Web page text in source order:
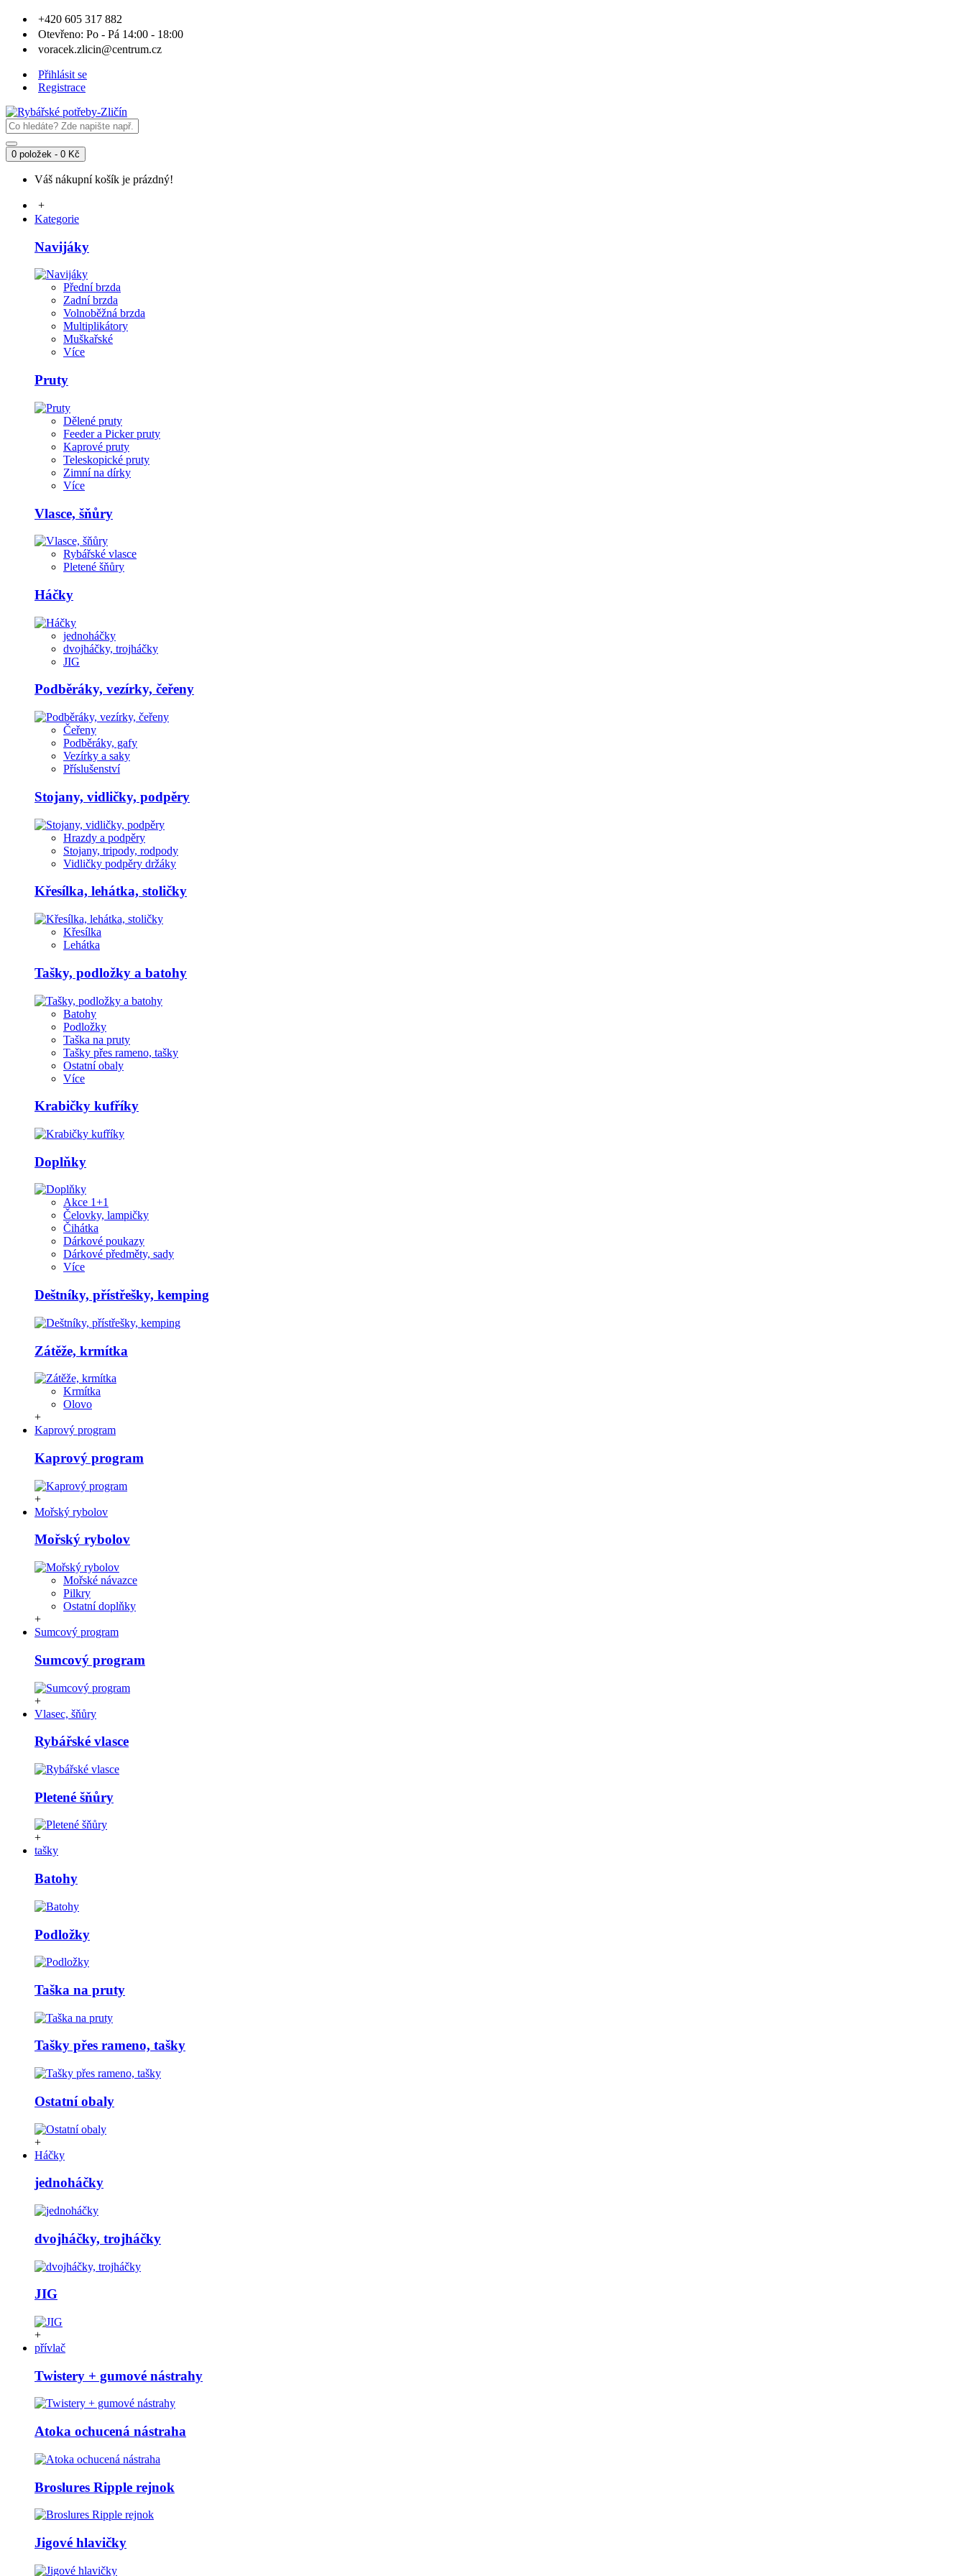
+420 605 317 882
Otevřeno: Po - Pá 14:00 - 18:00
voracek.zlicin@centrum.cz
Přihlásit se
Registrace
0 položek - 0 Kč
Váš nákupní košík je prázdný!
+
Kategorie
Navijáky
Přední brzda
Zadní brzda
Volnoběžná brzda
Multiplikátory
Muškařské
Více
Pruty
Dělené pruty
Feeder a Picker pruty
Kaprové pruty
Teleskopické pruty
Zimní na dírky
Více
Vlasce, šňůry
Rybářské vlasce
Pletené šňůry
Háčky
jednoháčky
dvojháčky, trojháčky
JIG
Podběráky, vezírky, čeřeny
Čeřeny
Podběráky, gafy
Vezírky a saky
Příslušenství
Stojany, vidličky, podpěry
Hrazdy a podpěry
Stojany, tripody, rodpody
Vidličky podpěry držáky
Křesílka, lehátka, stoličky
Křesílka
Lehátka
Tašky, podložky a batohy
Batohy
Podložky
Taška na pruty
Tašky přes rameno, tašky
Ostatní obaly
Více
Krabičky kufříky
Doplňky
Akce 1+1
Čelovky, lampičky
Čihátka
Dárkové poukazy
Dárkové předměty, sady
Více
Deštníky, přístřešky, kemping
Zátěže, krmítka
Krmítka
Olovo
+
Kaprový program
Kaprový program
+
Mořský rybolov
Mořský rybolov
Mořské návazce
Pilkry
Ostatní doplňky
+
Sumcový program
Sumcový program
+
Vlasec, šňůry
Rybářské vlasce
Pletené šňůry
+
tašky
Batohy
Podložky
Taška na pruty
Tašky přes rameno, tašky
Ostatní obaly
+
Háčky
jednoháčky
dvojháčky, trojháčky
JIG
+
přívlač
Twistery + gumové nástrahy
Atoka ochucená nástraha
Broslures Ripple rejnok
Jigové hlavičky